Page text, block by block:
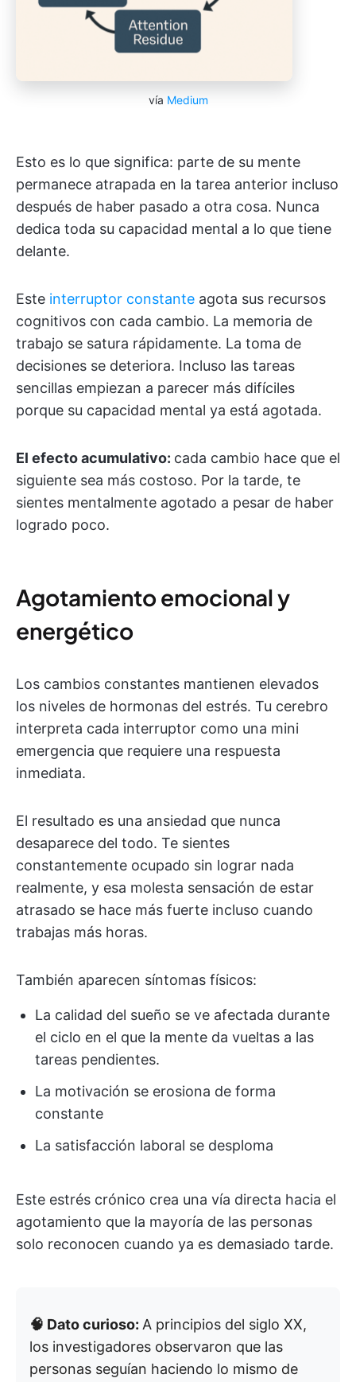
vía Medium
Esto es lo que significa: parte de su mente
permanece atrapada en la tarea anterior incluso
después de haber pasado a otra cosa. Nunca
dedica toda su capacidad mental a lo que tiene
delante.
Este interruptor constante agota sus recursos
cognitivos con cada cambio. La memoria de
trabajo se satura rápidamente. La toma de
decisiones se deteriora. Incluso las tareas
sencillas empiezan a parecer más difíciles
porque su capacidad mental ya está agotada.
El efecto acumulativo: cada cambio hace que el
siguiente sea más costoso. Por la tarde, te
sientes mentalmente agotado a pesar de haber
logrado poco.
Agotamiento emocional y
energético
Los cambios constantes mantienen elevados
los niveles de hormonas del estrés. Tu cerebro
interpreta cada interruptor como una mini
emergencia que requiere una respuesta
inmediata.
El resultado es una ansiedad que nunca
desaparece del todo. Te sientes
constantemente ocupado sin lograr nada
realmente, y esa molesta sensación de estar
atrasado se hace más fuerte incluso cuando
trabajas más horas.
También aparecen síntomas físicos:
La calidad del sueño se ve afectada durante
el ciclo en el que la mente da vueltas a las
tareas pendientes.
La motivación se erosiona de forma
constante
La satisfacción laboral se desploma
Este estrés crónico crea una vía directa hacia el
agotamiento que la mayoría de las personas
solo reconocen cuando ya es demasiado tarde.
🧠 Dato curioso: A principios del siglo XX,
los investigadores observaron que las
personas seguían haciendo lo mismo de